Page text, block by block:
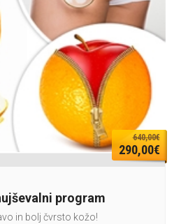
640,00€
290,00€
program
in bolj čvrsto kožo!